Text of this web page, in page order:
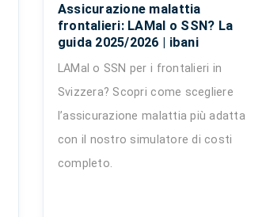
Assicurazione malattia
frontalieri: LAMal o SSN? La
guida 2025/2026 | ibani
LAMal o SSN per i frontalieri in
Svizzera? Scopri come scegliere
l’assicurazione malattia più adatta
con il nostro simulatore di costi
completo.